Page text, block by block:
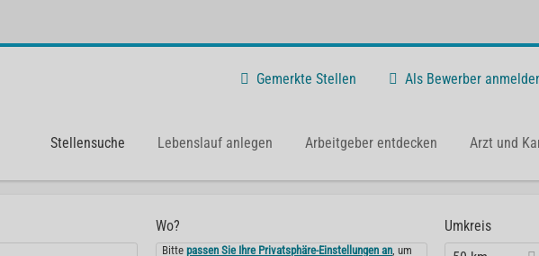
Gemerkte Stellen Als Bewerber
Stellensuche Lebenslauf anlegen Arbeitgeber entdecken Arzt und
Wo?
Bittepassen Sie Ihre Privatsphäre-Einstellungen an, um
Umkreis